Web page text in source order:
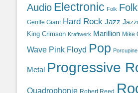
Audio Electronic Folk
Gentle Giant Hard Rock Jazz
King Crimson Kraftwerk Marillion Mike
Wave Pink Floyd Pop
Metal Progressive
Quadrophonie Robert Reed